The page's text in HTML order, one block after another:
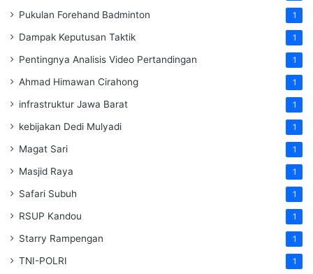
Pukulan Forehand Badminton 1
Dampak Keputusan Taktik 1
Pentingnya Analisis Video Pertandingan 1
Ahmad Himawan Cirahong 1
infrastruktur Jawa Barat 1
kebijakan Dedi Mulyadi 1
Magat Sari 1
Masjid Raya 1
Safari Subuh 1
RSUP Kandou 1
Starry Rampengan 1
TNI-POLRI 1